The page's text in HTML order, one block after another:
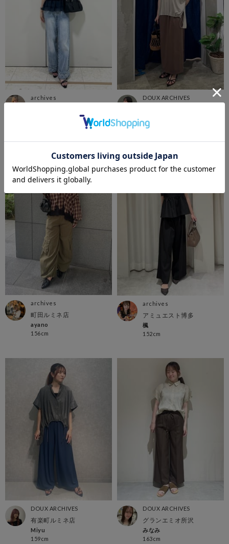
archives DOUX ARCHIVES
AYU
150cm
archives
町田ルミネ店
ayano
156cm
archives
アミュエスト博多
楓
152cm
DOUX ARCHIVES
有楽町ルミネ店
Miyu
159cm
DOUX ARCHIVES
グランエミオ所沢
みなみ
163cm